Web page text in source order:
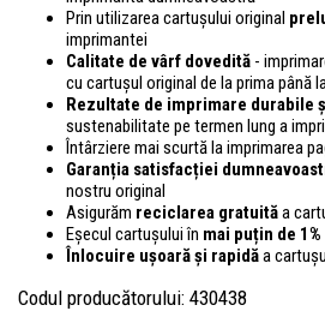
Prin utilizarea cartușului original
imprimantei
Calitate de vârf dovedită -
cu cartușul original de la prima până
Rezultate de imprimare durabile
sustenabilitate pe termen lung a
Întârziere mai scurtă la imprimarea
Garanția satisfacției
nostru original
Asigurăm reciclarea gratuităa
Eșecul cartușului în mai puțin de
Înlocuire ușoară și rapidăa
Codul producătorului: 430438